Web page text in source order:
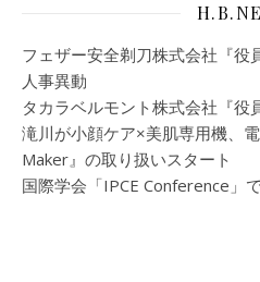
フェザー安全剃刀株式会社『役
人事異動
タカラベルモント株式会社『役
滝川が小顔ケア×美肌専用機、
Maker』の取り扱いスタート
国際学会「IPCE Conference」